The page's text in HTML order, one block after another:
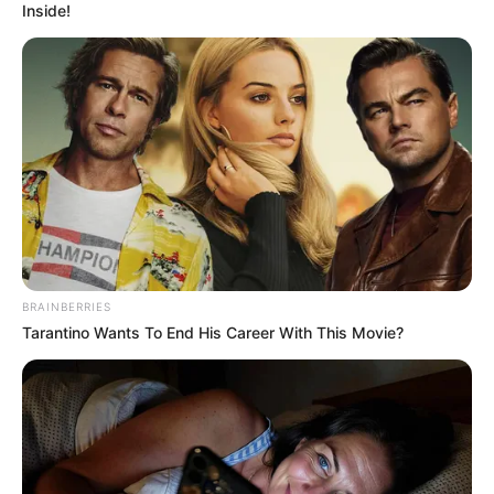
Tidak diketahui pasti berapa total kekayaan Jessica Forrester,
kekayaannya berasal dari kariernya sebagai selebgram, pengusaha.
Kontroversi
Fakta Menarik
Ia bercerai dengan suaminya karena adanya orang ketiga.
Bahkan ada follower-nya yang mengaku melihat sang suami
berkencan dengan wanita lain.
Ia sering mengajak putrinya saat menikmati liburan di berbagai
tempat.
Setelah bercerai, ia memutuskan untuk pindah ke Bali dan
menikmati hidup di Pulau Dewata.
Inside!
BRAINBERRIES
Tarantino Wants To End His Career With This Movie?